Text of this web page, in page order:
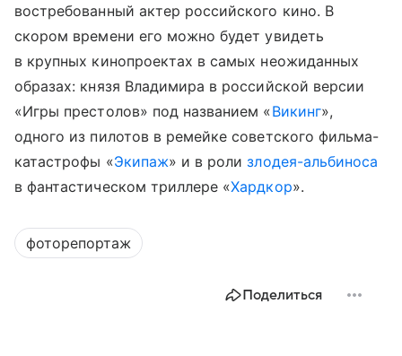
востребованный актер российского кино. В
скором времени его можно будет увидеть
в крупных кинопроектах в самых неожиданных
образах: князя Владимира в российской версии
«Игры престолов» под названием «Викинг»,
одного из пилотов в ремейке советского фильма-
катастрофы «Экипаж» и в ролизлодея-альбиноса
в фантастическом триллере «Хардкор».
фоторепортаж
Поделиться